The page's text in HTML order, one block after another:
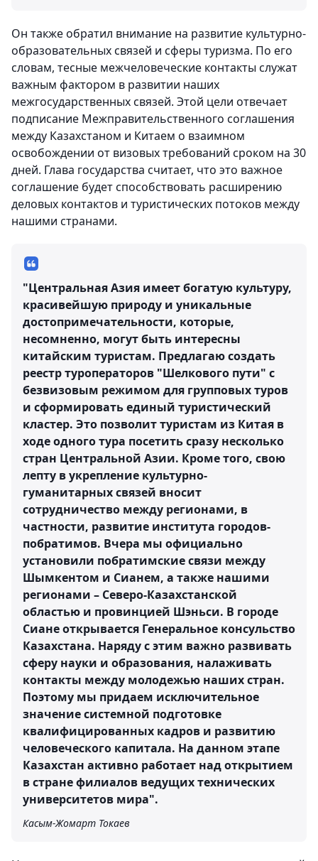
Он также обратил внимание на развитие культурно-
образовательных связей и сферы туризма. По его
словам, тесные межчеловеческие контакты служат
важным фактором в развитии наших
межгосударственных связей. Этой цели отвечает
подписание Межправительственного соглашения
между Казахстаном и Китаем о взаимном
освобождении от визовых требований сроком на 30
дней. Глава государства считает, что это важное
соглашение будет способствовать расширению
деловых контактов и туристических потоков между
нашими странами.
"Центральная Азия имеет богатую культуру,
красивейшую природу и уникальные
достопримечательности, которые,
несомненно, могут быть интересны
китайским туристам. Предлагаю создать
реестр туроператоров "Шелкового пути" с
безвизовым режимом для групповых туров
и сформировать единый туристический
кластер. Это позволит туристам из Китая в
ходе одного тура посетить сразу несколько
стран Центральной Азии. Кроме того, свою
лепту в укрепление культурно-
гуманитарных связей вносит
сотрудничество между регионами, в
частности, развитие института городов-
побратимов. Вчера мы официально
установили побратимские связи между
Шымкентом и Сианем, а также нашими
регионами – Северо-Казахстанской
областью и провинцией Шэньси. В городе
Сиане открывается Генеральное консульство
Казахстана. Наряду с этим важно развивать
сферу науки и образования, налаживать
контакты между молодежью наших стран.
Поэтому мы придаем исключительное
значение системной подготовке
квалифицированных кадров и развитию
человеческого капитала. На данном этапе
Казахстан активно работает над открытием
в стране филиалов ведущих технических
университетов мира".
Касым-Жомарт Токаев